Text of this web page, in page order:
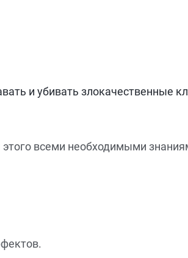
и убивать злокачественные
всеми необходимыми